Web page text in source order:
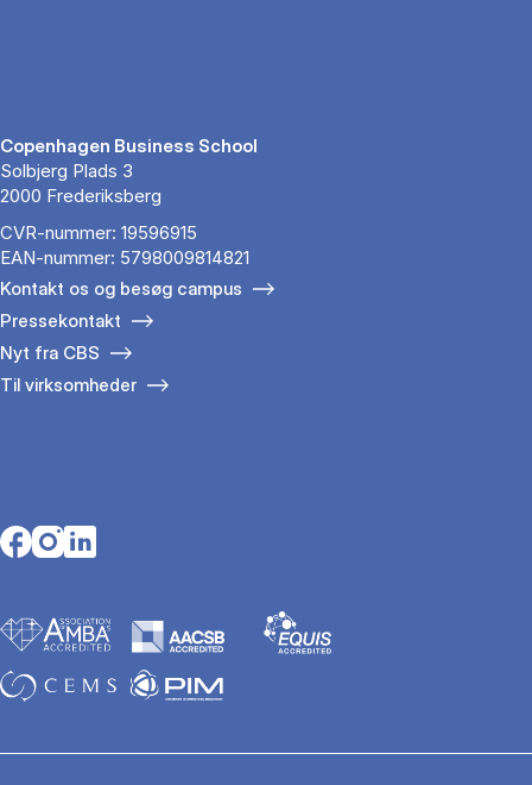
Copenhagen Business School
Solbjerg Plads 3
2000 Frederiksberg
CVR-nummer: 19596915
EAN-nummer: 5798009814821
Kontakt os og besøg campus
Pressekontakt
Nyt fra CBS
Til virksomheder
Opens in a new tab
Opens in a new tab
Opens in a new tab